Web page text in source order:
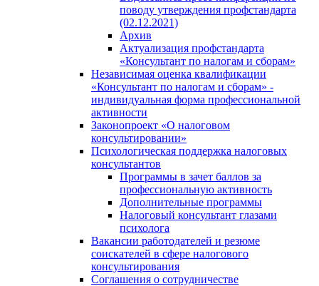
поводу утверждения профстандарта
(02.12.2021)
Архив
Актуализация профстандарта
«Консультант по налогам и сборам»
Независимая оценка квалификации
«Консультант по налогам и сборам» -
индивидуальная форма профессиональной
активности
Законопроект «О налоговом
консультировании»
Психологическая поддержка налоговых
консультантов
Программы в зачет баллов за
профессиональную активность
Дополнительные программы
Налоговый консультант глазами
психолога
Вакансии работодателей и резюме
соискателей в сфере налогового
консультирования
Соглашения о сотрудничестве